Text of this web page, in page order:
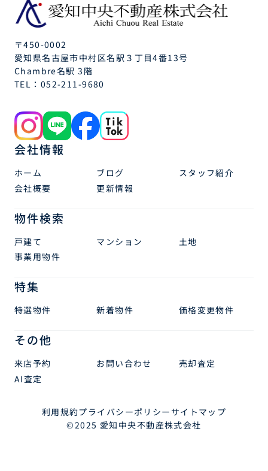
〒450-0002
愛知県名古屋市中村区名駅３丁目4番13号
Chambre名駅 3階
TEL： 052-211-9680
会社情報
ホーム ブログ
スタッフ紹介
会社概要
更新情報
物件検索
戸建て マンション
土地
事業用物件
特集
特選物件 新着物件 価格変更物件
その他
来店予約 お問い合わせ
売却査定
AI査定
利用規約プライバシーポリシーサイトマップ
©2025 愛知中央不動産株式会社